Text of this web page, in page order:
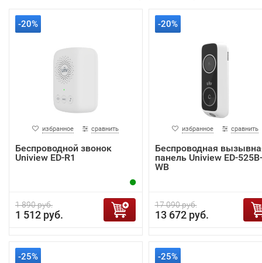
-20%
избранное сравнить
Беспроводной звонок
Uniview ED-R1
1 890 руб.
1 512 руб.
-20%
избранное сравнить
Беспроводная
панель Uniview ED-525B-
WB
17 090 руб.
13 672 руб.
-25% -25%